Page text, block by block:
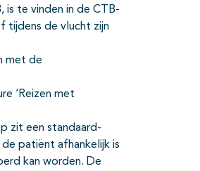
te vinden in de CTB-
tijdens de vlucht zijn
met de
‘Reizen met
zit een standaard-
patiënt afhankelijk is
kan worden. De